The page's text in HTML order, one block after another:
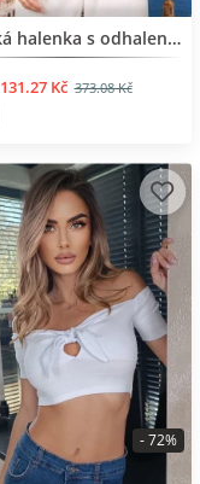
BESTSELLERDámská halenka s odhalenými rameny
131.27 Kč 373.08 Kč
- 72%